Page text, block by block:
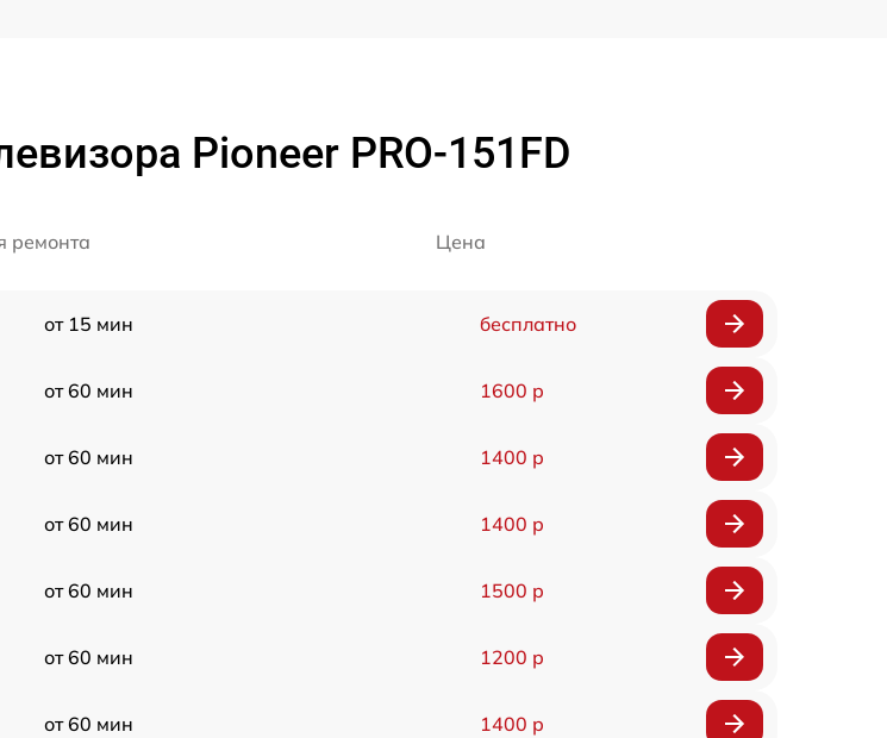
Pioneer PRO-151FD
ремонта Цена
от 15 мин бесплатно
от 60 мин 1600 р
от 60 мин 1400 р
от 60 мин 1400 р
от 60 мин 1500 р
от 60 мин 1200 р
от 60 мин 1400 р